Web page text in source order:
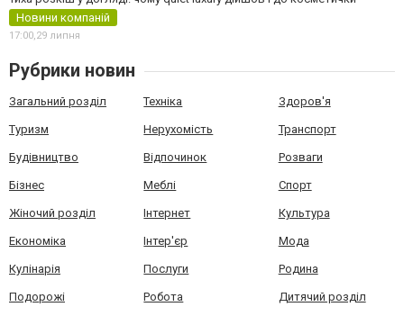
Новини компаній
17:00, 29 липня
Рубрики новин
Загальний розділ Техніка Здоров'я
Туризм Нерухомість Транспорт
Будівництво Відпочинок Розваги
Бізнес Меблі Спорт
Жіночий розділ Інтернет Культура
Економіка Інтер'єр Мода
Кулінарія Послуги Родина
Подорожі Робота Дитячий розділ